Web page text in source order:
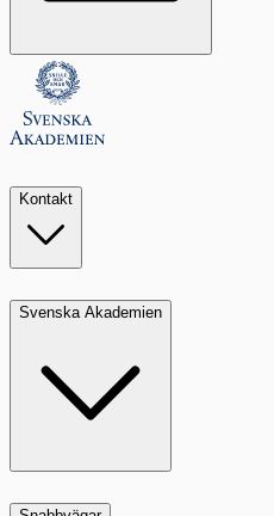
Kontakt
Svenska Akademien